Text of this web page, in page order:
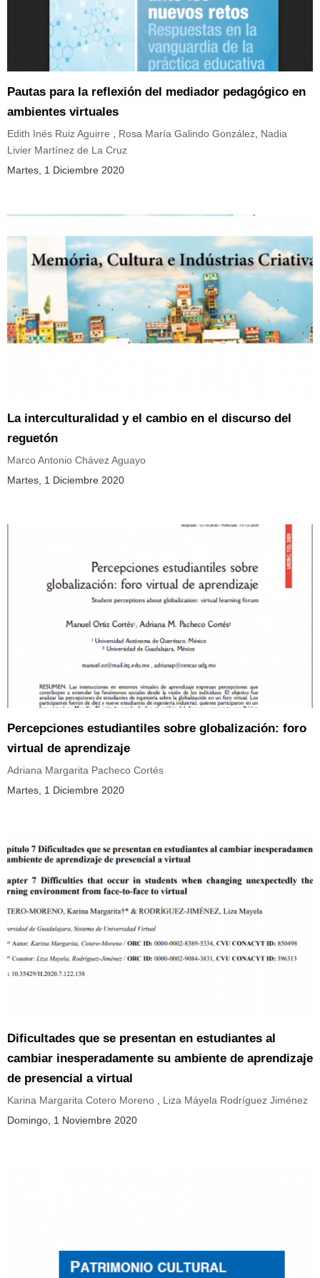
Pautas para la reflexión del mediador pedagógico en
ambientes virtuales
Edith Inés Ruiz Aguirre , Rosa María Galindo González, Nadia
Livier Martínez de La Cruz
Martes, 1 Diciembre 2020
La interculturalidad y el cambio en el discurso del
reguetón
Marco Antonio Chávez Aguayo
Martes, 1 Diciembre 2020
Percepciones estudiantiles sobre globalización: foro
virtual de aprendizaje
Adriana Margarita Pacheco Cortés
Martes, 1 Diciembre 2020
Dificultades que se presentan en estudiantes al
cambiar inesperadamente su ambiente de aprendizaje
de presencial a virtual
Karina Margarita Cotero Moreno
Liza Máyela Rodríguez Jiménez
Domingo, 1 Noviembre 2020